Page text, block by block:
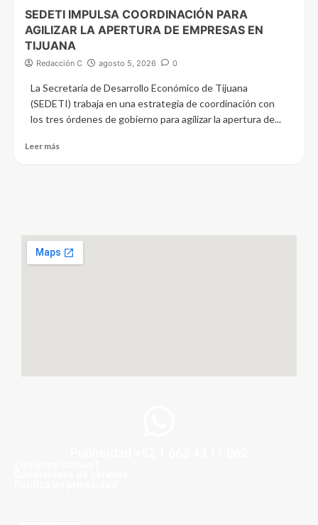
SEDETI IMPULSA COORDINACIÓN PARA
AGILIZAR LA APERTURA DE EMPRESAS EN
TIJUANA
Redacción C agosto 5, 2026 0
La Secretaría de Desarrollo Económico de Tijuana
(SEDETI) trabaja en una estrategia de coordinación con
los tres órdenes de gobierno para agilizar la apertura de...
Leer más